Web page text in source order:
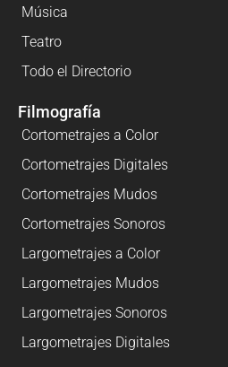
Música
Teatro
Todo el Directorio
Filmografía
Cortometrajes a Color
Cortometrajes Digitales
Cortometrajes Mudos
Cortometrajes Sonoros
Largometrajes a Color
Largometrajes Mudos
Largometrajes Sonoros
Largometrajes Digitales